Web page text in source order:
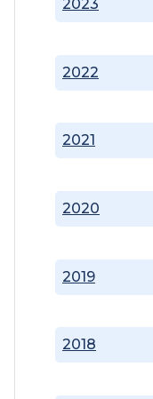
2018
2019
2020
2021
2022
2023